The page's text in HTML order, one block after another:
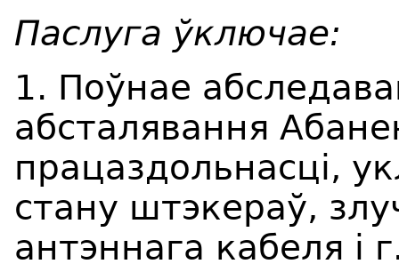
Паслуга ўключае:
1. Поўнае
абсталявання
працаздольнасці,
стану штэкераў,
антэннага кабеля і